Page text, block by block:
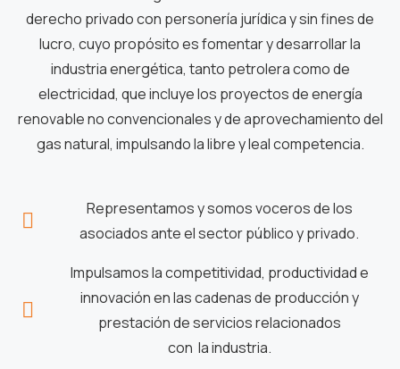
derecho privado con personería jurídica y sin fines de
lucro, cuyo propósito es fomentar y desarrollar la
industria energética, tanto petrolera como de
electricidad, que incluye los proyectos de energía
renovable no convencionales y de aprovechamiento del
gas natural, impulsando la libre y leal competencia.
Representamos y somos voceros de los
asociados ante el sector público y privado.
Impulsamos la competitividad, productividad e
innovación en las cadenas de producción y
prestación de servicios relacionados
con la industria.